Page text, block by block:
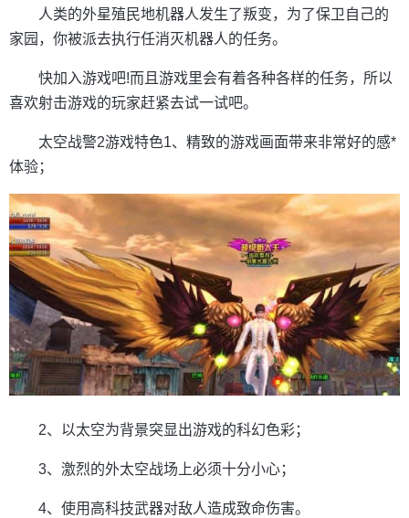
人类的外星殖民地机器人发生了叛变，为了保卫自己的
家园，你被派去执行任消灭机器人的任务。
快加入游戏吧!而且游戏里会有着各种各样的任务，所以
喜欢射击游戏的玩家赶紧去试一试吧。
太空战警2游戏特色1、精致的游戏画面带来非常好的感*
体验；
2、以太空为背景突显出游戏的科幻色彩；
3、激烈的外太空战场上必须十分小心；
4、使用高科技武器对敌人造成致命伤害。